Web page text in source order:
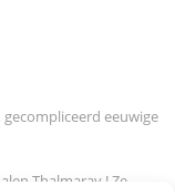
eeuwige
Thalmaray ! Ze